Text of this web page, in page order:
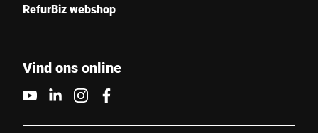
RefurBiz webshop
Vind ons online